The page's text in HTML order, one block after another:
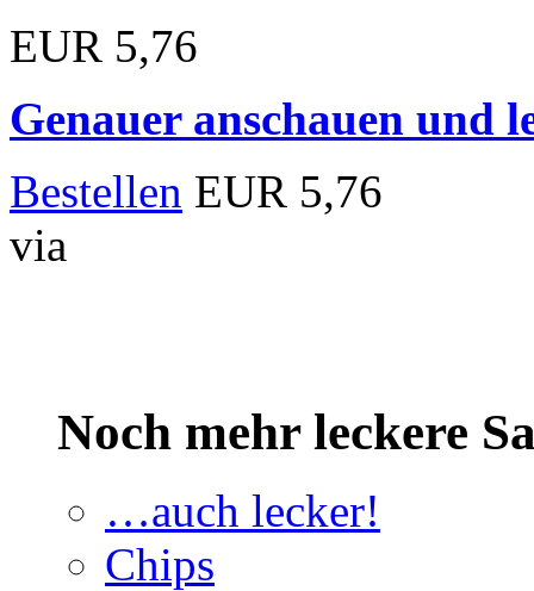
EUR 5,76
Genauer anschauen und
Bestellen EUR 5,76
via
Noch mehr leckere
…auch lecker!
Chips